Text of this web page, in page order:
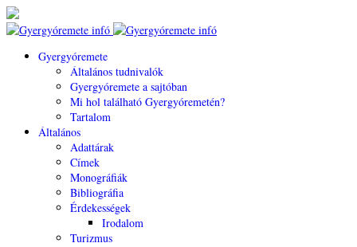
Gyergyóremete
Általános tudnivalók
Gyergyóremete a sajtóban
Mi hol található Gyergyóremetén?
Tartalom
Általános
Adattárak
Címek
Monográfiák
Bibliográfia
Érdekességek
Irodalom
Turizmus